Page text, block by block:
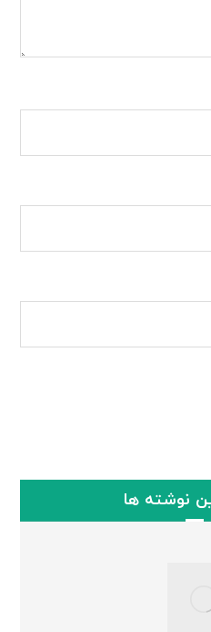
نوشته ها